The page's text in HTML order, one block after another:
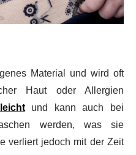
Material und wird oft
Haut oder Allergien
und kann auch bei
werden, was sie
verliert jedoch mit der Zeit